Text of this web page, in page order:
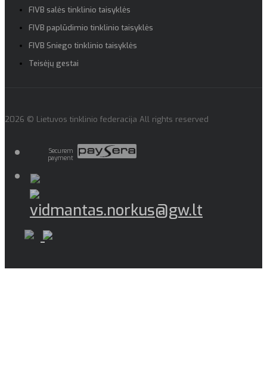
FIVB salės tinklinio taisyklės
FIVB paplūdimio tinklinio taisyklės
FIVB Sniego tinklinio taisyklės
Teisėjų gestai
2026 © Lietuvos tinklinio federacija All rights reserved
Securem
payment